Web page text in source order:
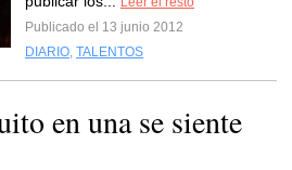
Publicado el 13 junio 2012
DIARIO, TALENTOS
en una se siente